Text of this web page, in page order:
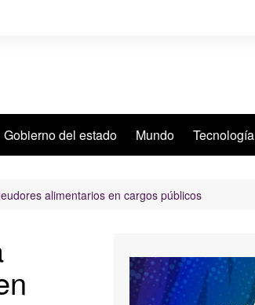
Gobierno del estado Mundo Tecnología
alimentarios en cargos públicos